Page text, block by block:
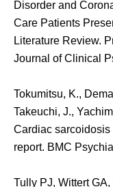
Disorder and
Care Patients
Literature Review.
Journal of Clinical
Tokumitsu, K.,
Takeuchi, J.,
Cardiac
report. BMC
Tully PJ, Wittert